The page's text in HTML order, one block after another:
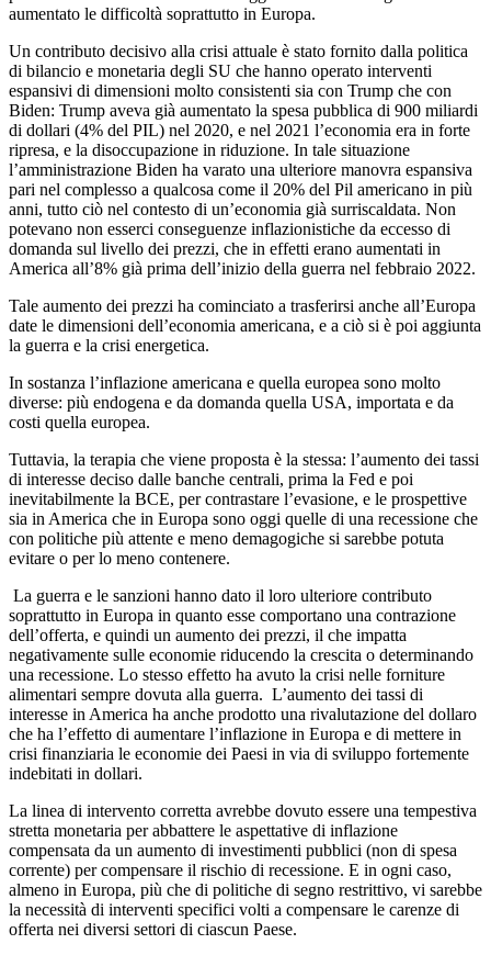
aumentato le difficoltà soprattutto in Europa.
Un contributo decisivo alla crisi attuale è stato fornito dalla politica
di bilancio e monetaria degli SU che hanno operato interventi
espansivi di dimensioni molto consistenti sia con Trump che con
Biden: Trump aveva già aumentato la spesa pubblica di 900 miliardi
di dollari (4% del PIL) nel 2020, e nel 2021 l’economia era in forte
ripresa, e la disoccupazione in riduzione. In tale situazione
l’amministrazione Biden ha varato una ulteriore manovra espansiva
pari nel complesso a qualcosa come il 20% del Pil americano in più
anni, tutto ciò nel contesto di un’economia già surriscaldata. Non
potevano non esserci conseguenze inflazionistiche da eccesso di
domanda sul livello dei prezzi, che in effetti erano aumentati in
America all’8% già prima dell’inizio della guerra nel febbraio 2022.
Tale aumento dei prezzi ha cominciato a trasferirsi anche all’Europa
date le dimensioni dell’economia americana, e a ciò si è poi aggiunta
la guerra e la crisi energetica.
In sostanza l’inflazione americana e quella europea sono molto
diverse: più endogena e da domanda quella USA, importata e da
costi quella europea.
Tuttavia, la terapia che viene proposta è la stessa: l’aumento dei tassi
di interesse deciso dalle banche centrali, prima la Fed e poi
inevitabilmente la BCE, per contrastare l’evasione, e le prospettive
sia in America che in Europa sono oggi quelle di una recessione che
con politiche più attente e meno demagogiche si sarebbe potuta
evitare o per lo meno contenere.
La guerra e le sanzioni hanno dato il loro ulteriore contributo
soprattutto in Europa in quanto esse comportano una contrazione
dell’offerta, e quindi un aumento dei prezzi, il che impatta
negativamente sulle economie riducendo la crescita o determinando
una recessione. Lo stesso effetto ha avuto la crisi nelle forniture
alimentari sempre dovuta alla guerra. L’aumento dei tassi di
interesse in America ha anche prodotto una rivalutazione del dollaro
che ha l’effetto di aumentare l’inflazione in Europa e di mettere in
crisi finanziaria le economie dei Paesi in via di sviluppo fortemente
indebitati in dollari.
La linea di intervento corretta avrebbe dovuto essere una tempestiva
stretta monetaria per abbattere le aspettative di inflazione
compensata da un aumento di investimenti pubblici (non di spesa
corrente) per compensare il rischio di recessione. E in ogni caso,
almeno in Europa, più che di politiche di segno restrittivo, vi sarebbe
la necessità di interventi specifici volti a compensare le carenze di
offerta nei diversi settori di ciascun Paese.